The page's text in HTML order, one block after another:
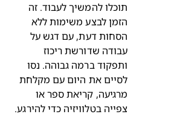
תוכלו להמשיך לעבוד. זה
הזמן לבצע משימות ללא
הסחות דעת, עם דגש על
עבודה שדורשת ריכוז
ותפקוד ברמה גבוהה. נסו
לסיים את היום עם מקלחת
מרגיעה, קריאת ספר או
צפייה בטלוויזיה כדי להירגע.